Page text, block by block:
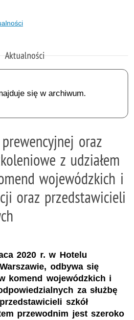
Aktualności
się w archiwum.
oraz
z udziałem
wojewódzkich i
oraz przedstawicieli
2020 r. w Hotelu
odbywa się
komend wojewódzkich i
za służbę
szkół
przewodnim jest szeroko